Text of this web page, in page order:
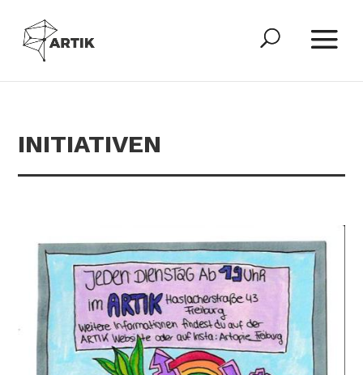
INITIATIVEN